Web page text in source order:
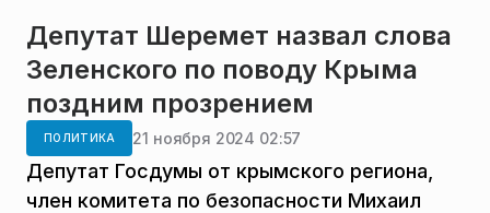
Депутат Шеремет назвал слова
Зеленского по поводу Крыма
поздним прозрением
ПОЛИТИКА 21 ноября 2024 02:57
Депутат Госдумы от крымского региона,
член комитета по безопасности Михаил